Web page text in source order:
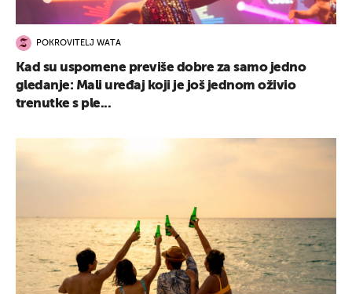
POKROVITELJ WATA
Kad su uspomene previše dobre za samo jedno
gledanje: Mali uređaj koji je još jednom oživio
trenutke s ple...